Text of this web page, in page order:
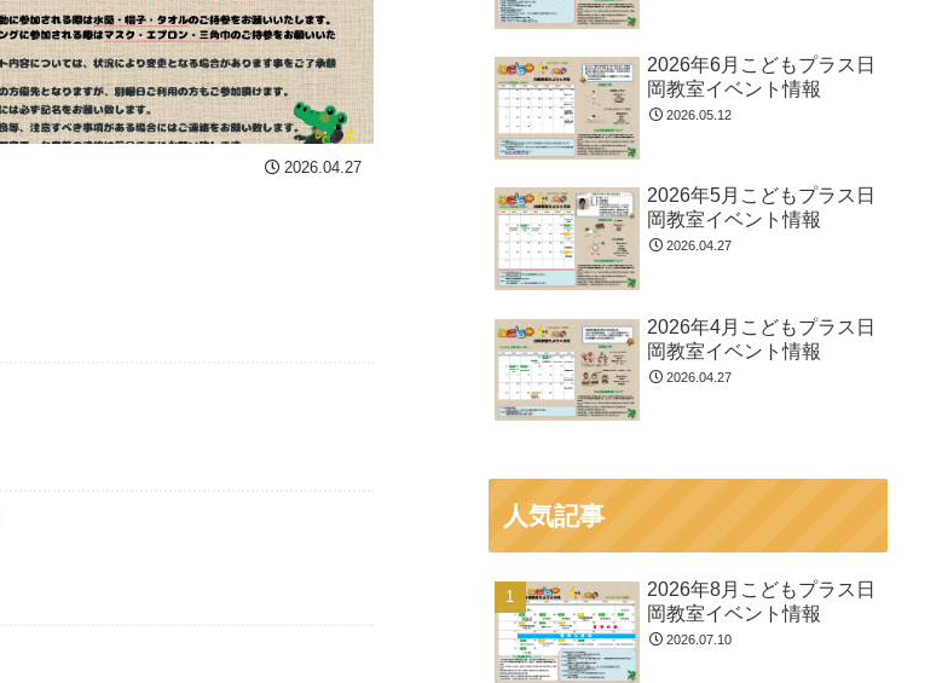
2026.04.27
2026年6月こどもプラス日
岡教室イベント情報
2026.05.12
2026年5月こどもプラス日
岡教室イベント情報
2026.04.27
2026年4月こどもプラス日
岡教室イベント情報
2026.04.27
人気記事
2026年8月こどもプラス日
岡教室イベント情報
2026.07.10